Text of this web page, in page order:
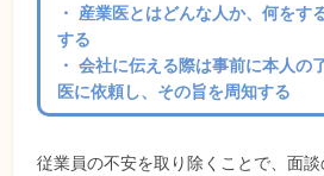
・ 産業医とはどんな人か、何をす
する
・ 会社に伝える際は事前に本人の
医に依頼し、その旨を周知する
従業員の不安を取り除くことで、面